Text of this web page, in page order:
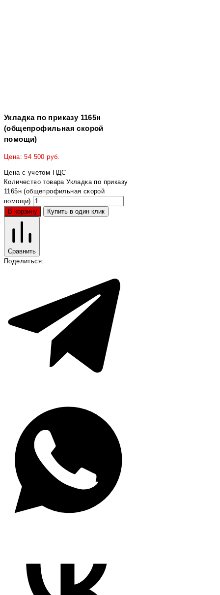
Укладка по приказу 1165н
(общепрофильная скорой
помощи)
Цена:54 500 руб.
Цена с учетом НДС
Количество товара Укладка по приказу
1165н (общепрофильная скорой
помощи)
В корзину
Купить в один клик
Сравнить
Поделиться: